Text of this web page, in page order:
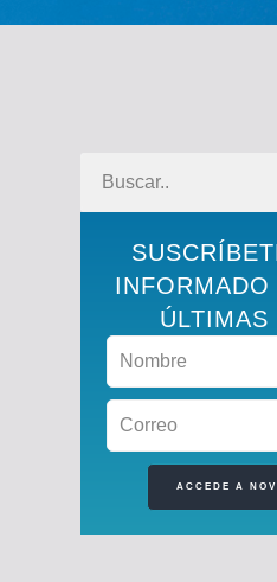
ÚLTIMAS
ACCEDE A